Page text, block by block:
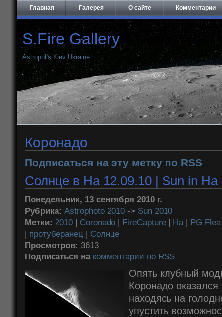
Главная Галерея О сайте Комментарии
S.Fire Gallery
Astropolis Kiev Ukraine
Коронадо
Подписаться на эту метку по RSS
Солнце в Ha 12.09.10 | Sun in Ha
Понедельник, 13 сентября 2010 г.
Рубрика: Astrophoto 2010 -> Sun 2010
Метки: 2010 | Coronado | FireCapture | Ha| PG Flea
| протуберанец | Солнце
Просмотров: 3613
Подписаться на комментарии по RSS
Опять клубный
Коронадо
находясь на
упустить